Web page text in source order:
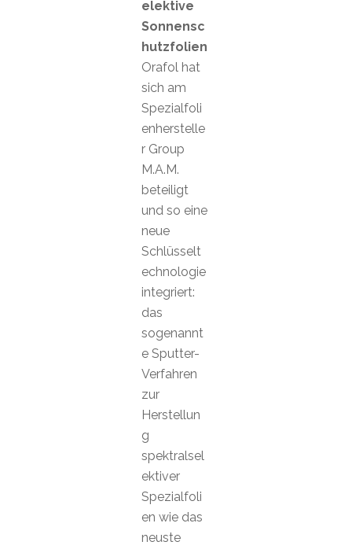
elektive
Sonnensc
hutzfolien
Orafol hat
sich am
Spezialfoli
enherstelle
r Group
M.A.M.
beteiligt
und so eine
neue
Schlüsselt
echnologie
integriert:
das
sogenannt
e Sputter-
Verfahren
zur
Herstellun
g
spektralsel
ektiver
Spezialfoli
en wie das
neuste